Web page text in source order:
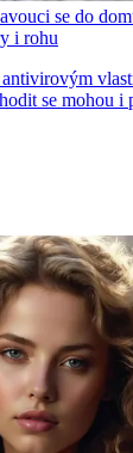
se do
i rohu
se mohou i